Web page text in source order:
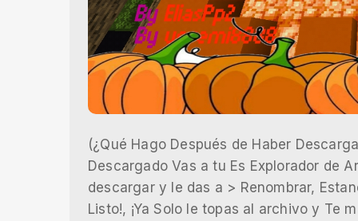
(¿Qué Hago Después de Haber
Descargado Vas a tu Es Explorador de
descargar y le das a > Renombrar,
Listo!, ¡Ya Solo le topas al archivo y Te